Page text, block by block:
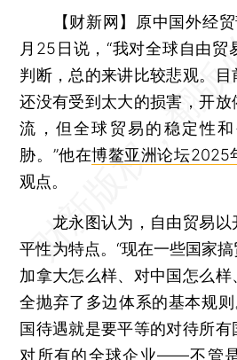
【财新网】 原中国外经
月25日说，“我对全球自由贸
判断，总的来讲比较悲观。
还没有受到太大的损害，开
流，但全球贸易的稳定性
胁。”他在博鳌亚洲论坛2025
观点。
龙永图认为，自由贸易以
平性为特点。“现在一些国家
加拿大怎么样、对中国怎么
全抛弃了多边体系的基本规则
国待遇就是要平等的对待所
对所有的全球企业——不管